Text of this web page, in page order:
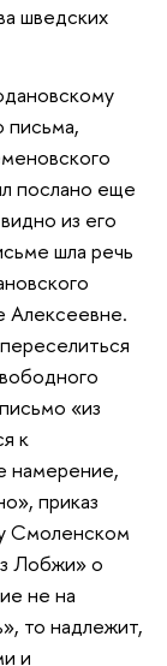
шведских
письма,
послано еще
из его
шла речь
Алексеевне.
«из
к
намерение,
приказ
Смоленском
Лобжи» о
не на
то надлежит,
и